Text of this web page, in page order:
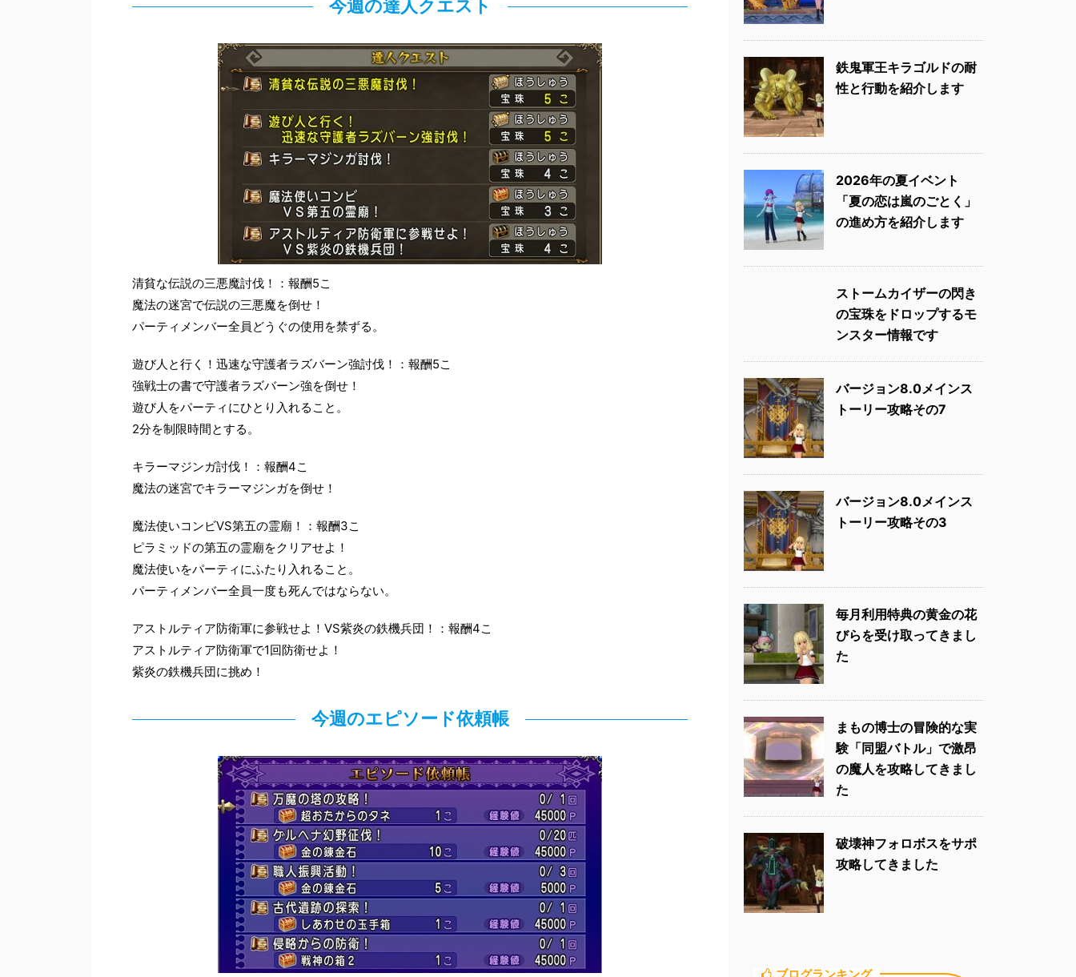
今週の達人クエスト
清貧な伝説の三悪魔討伐！：報酬5こ
魔法の迷宮で伝説の三悪魔を倒せ！
パーティメンバー全員どうぐの使用を禁ずる。
遊び人と行く！迅速な守護者ラズバーン強討伐！：報酬5こ
強戦士の書で守護者ラズバーン強を倒せ！
遊び人をパーティにひとり入れること。
2分を制限時間とする。
キラーマジンガ討伐！：報酬4こ
魔法の迷宮でキラーマジンガを倒せ！
魔法使いコンビVS第五の霊廟！：報酬3こ
ピラミッドの第五の霊廟をクリアせよ！
魔法使いをパーティにふたり入れること。
パーティメンバー全員一度も死んではならない。
アストルティア防衛軍に参戦せよ！VS紫炎の鉄機兵団！：報酬4こ
アストルティア防衛軍で1回防衛せよ！
紫炎の鉄機兵団に挑め！
今週のエピソード依頼帳
鉄鬼軍王キラゴルドの耐
性と行動を紹介します
2026年の夏イベント
「夏の恋は嵐のごとく」
の進め方を紹介します
ストームカイザーの閃き
の宝珠をドロップするモ
ンスター情報です
バージョン8.0メインス
トーリー攻略その7
バージョン8.0メインス
トーリー攻略その3
毎月利用特典の黄金の花
びらを受け取ってきまし
た
まもの博士の冒険的な実
験「同盟バトル」で激昂
の魔人を攻略してきまし
た
破壊神フォロボスをサポ
攻略してきました